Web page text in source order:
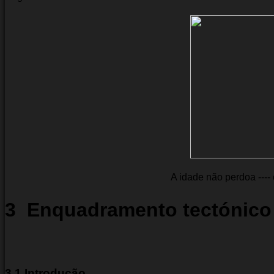
A idade não perdoa
3  Enquadramento tectónico